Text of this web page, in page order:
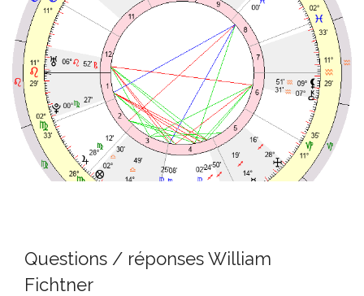
Questions / réponses William
Fichtner